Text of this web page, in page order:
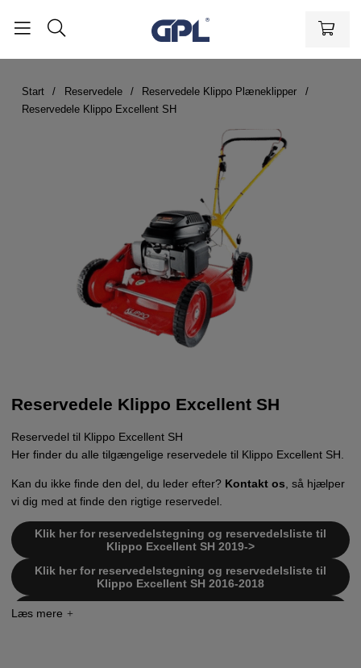
Start Reservedele
Reservedele Klippo Plæneklipper
Reservedele Klippo Excellent SH
Reservedele Klippo Excellent SH
Reservedel til Klippo Excellent SH
Her finder du alle tilgængelige reservedele til Klippo Excellent SH.
Kan du ikke finde den del, du leder efter? Kontakt os , så hjælper
vi dig med at finde den rigtige reservedel.
Klik her for reservedelstegning og reservedelsliste til
Klippo Excellent SH 2019->
Klik her for reservedelstegning og reservedelsliste til
Klippo Excellent SH 2016-2018